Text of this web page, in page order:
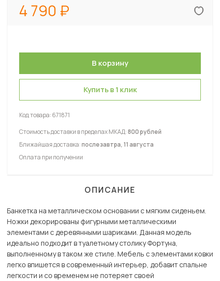
4 790
Купить в 1 клик
Код товара: 671871
Стоимость доставки в пределах МКАД:800 рублей
Ближайшая доставка:послезавтра, 11 августа
Оплата при получении
ОПИСАНИЕ
Банкетка на металлическом основании с мягким сиденьем.
Ножки декорированы фигурными металлическими
элементами с деревянными шариками. Данная модель
идеально подходит в туалетному столику Фортуна,
выполненному в таком же стиле. Мебель с элементами ковки
легко впишется в современный интерьер, добавит спальне
легкости и со временем не потеряет своей